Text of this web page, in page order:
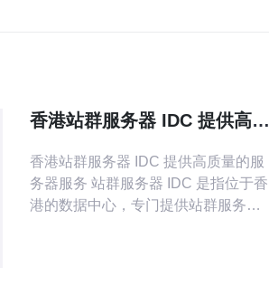
香港站群服务器 IDC 提供高质
香港站群服务器 IDC 提供高质量的服
务器服务 站群服务器 IDC 是指位于香
港的数据中心，专门提供站群服务器